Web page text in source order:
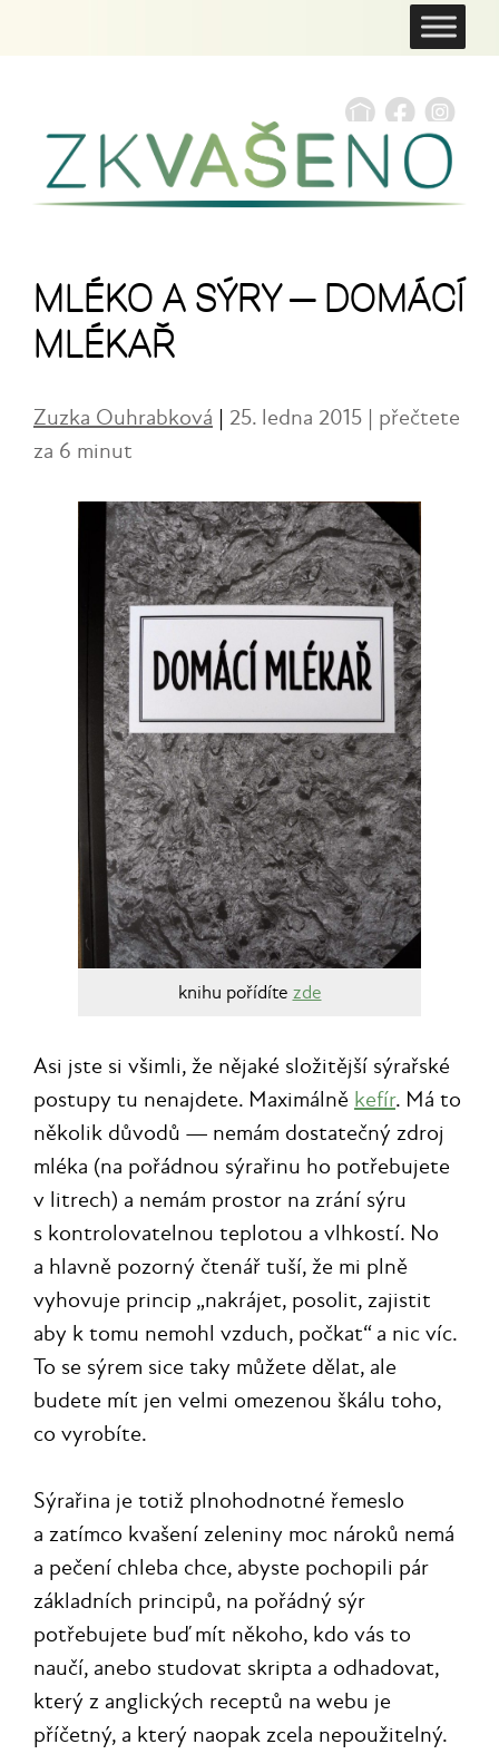
MLÉKO A SÝRY — DOMÁCÍ
MLÉKAŘ
Zuzka Ouhrabková | 25. ledna 2015 | přečtete
za 6 minut
knihu pořídíte zde
Asi jste si všimli, že nějaké složitější sýrařské
postupy tu nenajdete. Maximálně kefír. Má to
několik důvodů — nemám dostatečný zdroj
mléka (na pořádnou sýrařinu ho potřebujete
v litrech) a nemám prostor na zrání sýru
s kontrolovatelnou teplotou a vlhkostí. No
a hlavně pozorný čtenář tuší, že mi plně
vyhovuje princip „nakrájet, posolit, zajistit
aby k tomu nemohl vzduch, počkat“ a nic víc.
To se sýrem sice taky můžete dělat, ale
budete mít jen velmi omezenou škálu toho,
co vyrobíte.
Sýrařina je totiž plnohodnotné řemeslo
a zatímco kvašení zeleniny moc nároků nemá
a pečení chleba chce, abyste pochopili pár
základních principů, na pořádný sýr
potřebujete buď mít někoho, kdo vás to
naučí, anebo studovat skripta a odhadovat,
který z anglických receptů na webu je
příčetný, a který naopak zcela nepoužitelný.